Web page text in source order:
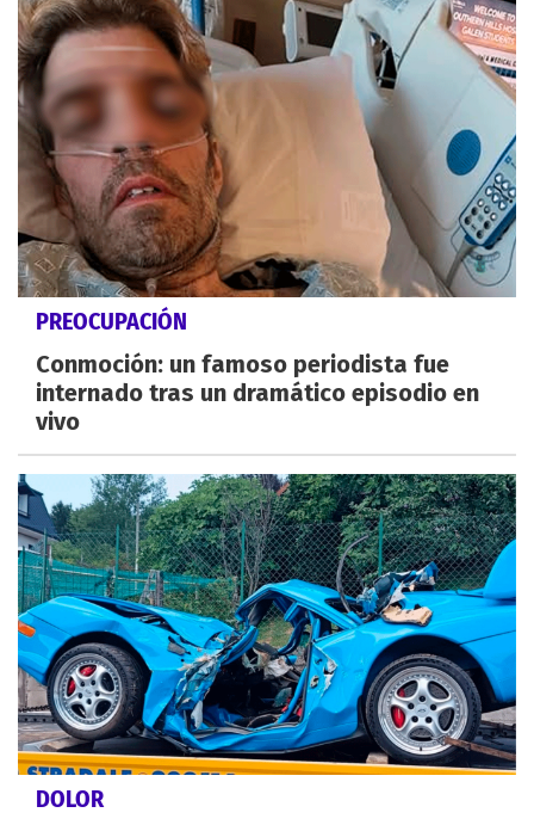
PREOCUPACIÓN
Conmoción: un famoso periodista fue
internado tras un dramático episodio en
vivo
DOLOR